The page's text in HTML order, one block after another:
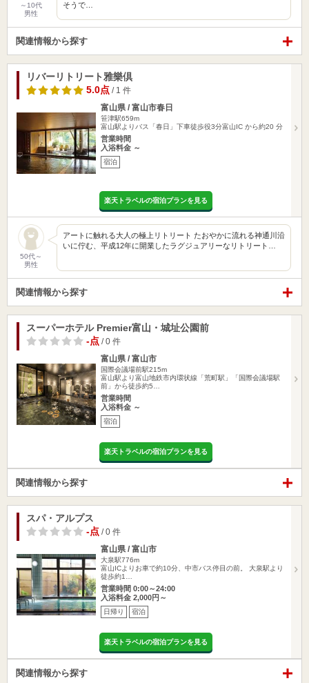
～10代
男性
そうで…
関連情報から探す
リバーリトリート雅樂倶
5.0点 / 1 件
富山県 / 富山市春日
笹津駅659m
富山駅よりバス「春日」下車徒歩役3分富山IC から約20 分
営業時間
入浴料金 ～
宿泊
楽天トラベルの宿泊プランを見る
50代～
男性
アートに触れる大人の極上リトリート たおやかに流れる神通川沿
いに佇む、平成12年に開業したラグジュアリーなリトリート…
関連情報から探す
スーパーホテル Premier富山・城址公園前
-点 / 0 件
富山県 / 富山市
国際会議場前駅215m
富山駅より富山地鉄市内環状線「荒町駅」「国際会議場駅
前」から徒歩約5…
営業時間
入浴料金 ～
宿泊
楽天トラベルの宿泊プランを見る
関連情報から探す
スパ・アルプス
-点 / 0 件
富山県 / 富山市
大泉駅776m
富山ICよりお車で約10分、中市バス停目の前。 大泉駅より
徒歩約1…
営業時間 0:00～24:00
入浴料金 2,000円～
日帰り 宿泊
楽天トラベルの宿泊プランを見る
関連情報から探す